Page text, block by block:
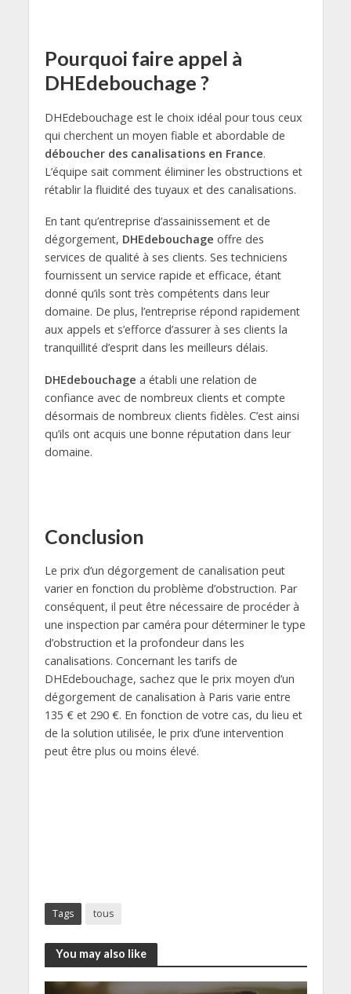
Pourquoi faire appel à
DHEdebouchage ?
DHEdebouchage est le choix idéal pour tous ceux
qui cherchent un moyen fiable et abordable de
déboucher des canalisations en France.
L’équipe sait comment éliminer les obstructions et
rétablir la fluidité des tuyaux et des canalisations.
En tant qu’entreprise d’assainissement et de
dégorgement, DHEdebouchage offre des
services de qualité à ses clients. Ses techniciens
fournissent un service rapide et efficace, étant
donné qu’ils sont très compétents dans leur
domaine. De plus, l’entreprise répond rapidement
aux appels et s’efforce d’assurer à ses clients la
tranquillité d’esprit dans les meilleurs délais.
DHEdebouchage a établi une relation de
confiance avec de nombreux clients et compte
désormais de nombreux clients fidèles. C’est ainsi
qu’ils ont acquis une bonne réputation dans leur
domaine.
Conclusion
Le prix d’un dégorgement de canalisation peut
varier en fonction du problème d’obstruction. Par
conséquent, il peut être nécessaire de procéder à
une inspection par caméra pour déterminer le type
d’obstruction et la profondeur dans les
canalisations. Concernant les tarifs de
DHEdebouchage, sachez que le prix moyen d’un
dégorgement de canalisation à Paris varie entre
135 € et 290 €. En fonction de votre cas, du lieu et
de la solution utilisée, le prix d’une intervention
peut être plus ou moins élevé.
Tags tous
You may also like